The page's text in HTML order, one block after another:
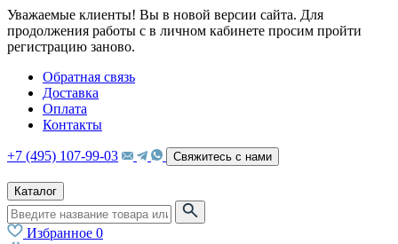
Уважаемые клиенты! Вы в новой версии сайта. Для
продолжения работы с в личном кабинете просим пройти
регистрацию заново.
Обратная связь
Доставка
Оплата
Контакты
+7 (495) 107-99-03 Свяжитесь с нами
Каталог
Избранное 0